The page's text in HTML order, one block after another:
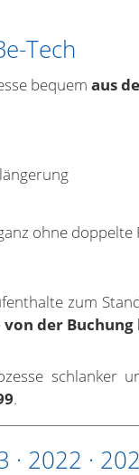
Tech
bequem aus
ohne doppelte
zum
der
.
· 2022 ·